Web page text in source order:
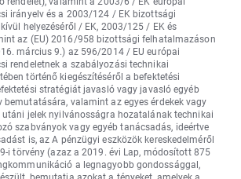
irányelv és a 2003/124 / EK bizottsági
helyezéséről / EK, 2003/125 / EK és
az (EU) 2016/958 bizottsági felhatalmazáson
március 9.) az 596/2014 / EU európai
rendeletnek a szabályozási technikai
történő kiegészítéséről a befektetési
stratégiát javasló vagy javasló egyéb
valamint az egyes érdekek vagy
utáni jelek nyilvánosságra hozatalának technikai
szabványok vagy egyéb tanácsadás, ideértve
is, az A pénzügyi eszközök kereskedelméről
i törvény (azaz a 2019. évi Lap, módosított 875
a legnagyobb gondossággal,
bemutatja azokat a tényeket, amelyek a